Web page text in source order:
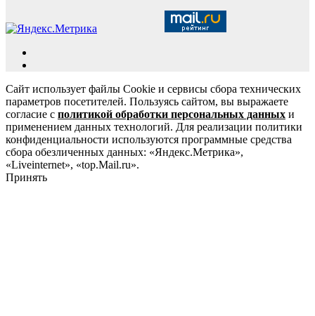
Сайт использует файлы Cookie и сервисы сбора технических
параметров посетителей. Пользуясь сайтом, вы выражаете
согласие с политикой обработки персональных данных и
применением данных технологий. Для реализации политики
конфиденциальности используются программные средства
сбора обезличенных данных: «Яндекс.Метрика»,
«Liveinternet», «top.Mail.ru».
Принять